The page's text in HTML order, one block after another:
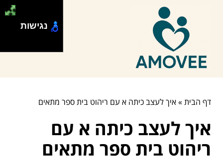
דף הבית»איך לעצב כיתה א עם ריהוט בית ספר מתאים
איך לעצב כיתה א עם
ריהוט בית ספר מתאים
נגישות